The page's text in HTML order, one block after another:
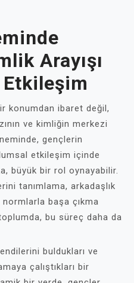
Arayışı
konumdan ibaret değil,
ve kimliğin merkezi
gençlerin
etkileşim içinde
büyük bir rol oynayabilir.
tanımlama, arkadaşlık
başa çıkma
bu süreç daha da
buldukları ve
çalıştıkları bir